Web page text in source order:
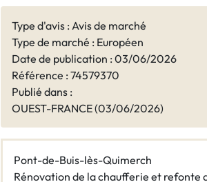
Type d'avis : Avis de marché
Type de marché : Européen
Date de publication : 03/06/2026
Référence : 74579370
Publié dans :
OUEST-FRANCE (03/06/2026)
Pont-de-Buis-lès-Quimerch
Rénovation de la chaufferie et refonte